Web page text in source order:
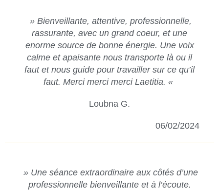
» Bienveillante, attentive, professionnelle,
rassurante, avec un grand coeur, et une
enorme source de bonne énergie. Une voix
calme et apaisante nous transporte là ou il
faut et nous guide pour travailler sur ce qu’il
faut. Merci merci merci Laetitia. «
Loubna G.
06/02/2024
» Une séance extraordinaire aux côtés d’une
professionnelle bienveillante et à l’écoute.